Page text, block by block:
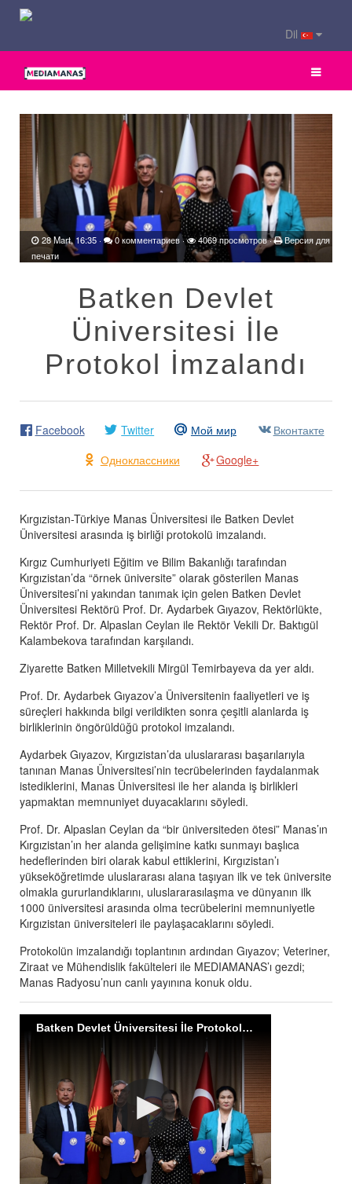
Dil
28 Mart, 16:35 · 0 комментариев· 4069 просмотров ·
Версия для
печати
Batken Devlet
Üniversitesi İle
Protokol İmzalandı
Facebook Twitter Мой мир
Вконтакте
Одноклассники
Google+
Kırgızistan-Türkiye Manas Üniversitesi ile Batken Devlet
Üniversitesi arasında iş birliği protokolü imzalandı.
Kırgız Cumhuriyeti Eğitim ve Bilim Bakanlığı tarafından
Kırgızistan’da “örnek üniversite” olarak gösterilen Manas
Üniversitesi’ni yakından tanımak için gelen Batken Devlet
Üniversitesi Rektörü Prof. Dr. Aydarbek Gıyazov, Rektörlükte,
Rektör Prof. Dr. Alpaslan Ceylan ile Rektör Vekili Dr. Baktıgül
Kalambekova tarafından karşılandı.
Ziyarette Batken Milletvekili Mirgül Temirbayeva da yer aldı.
Prof. Dr. Aydarbek Gıyazov’a Üniversitenin faaliyetleri ve iş
süreçleri hakkında bilgi verildikten sonra çeşitli alanlarda iş
birliklerinin öngörüldüğü protokol imzalandı.
Aydarbek Gıyazov, Kırgızistan’da uluslararası başarılarıyla
tanınan Manas Üniversitesi’nin tecrübelerinden faydalanmak
istediklerini, Manas Üniversitesi ile her alanda iş birlikleri
yapmaktan memnuniyet duyacaklarını söyledi.
Prof. Dr. Alpaslan Ceylan da “bir üniversiteden ötesi” Manas’ın
Kırgızistan’ın her alanda gelişimine katkı sunmayı başlıca
hedeflerinden biri olarak kabul ettiklerini, Kırgızistan’ı
yükseköğretimde uluslararası alana taşıyan ilk ve tek üniversite
olmakla gururlandıklarını, uluslararasılaşma ve dünyanın ilk
1000 üniversitesi arasında olma tecrübelerini memnuniyetle
Kırgızistan üniversiteleri ile paylaşacaklarını söyledi.
Protokolün imzalandığı toplantının ardından Gıyazov; Veteriner,
Ziraat ve Mühendislik fakülteleri ile MEDIAMANAS’ı gezdi;
Manas Radyosu’nun canlı yayınına konuk oldu.
Batken Devlet Üniversitesi İle Protokol İmzalandı